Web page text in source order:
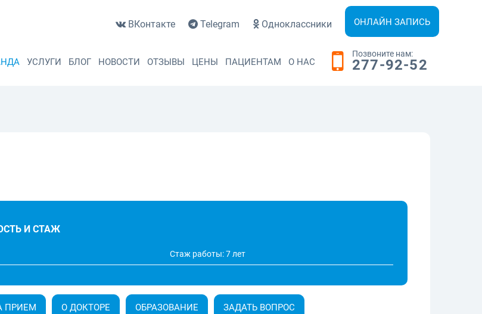
ВКонтакте Telegram Одноклассники ОНЛАЙН ЗАПИСЬ
УСЛУГИ БЛОГ НОВОСТИ ОТЗЫВЫ ЦЕНЫ ПАЦИЕНТАМ О НАС
Позвоните нам:
277-92-52
И СТАЖ
Стаж работы: 7 лет
ПРИЕМ О ДОКТОРЕ ОБРАЗОВАНИЕ ЗАДАТЬ ВОПРОС